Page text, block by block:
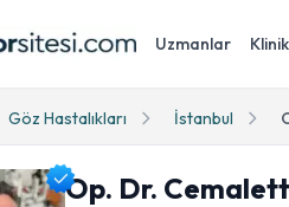
Uzmanlar
Göz Hastalıkları İstanbul
Op. Dr.